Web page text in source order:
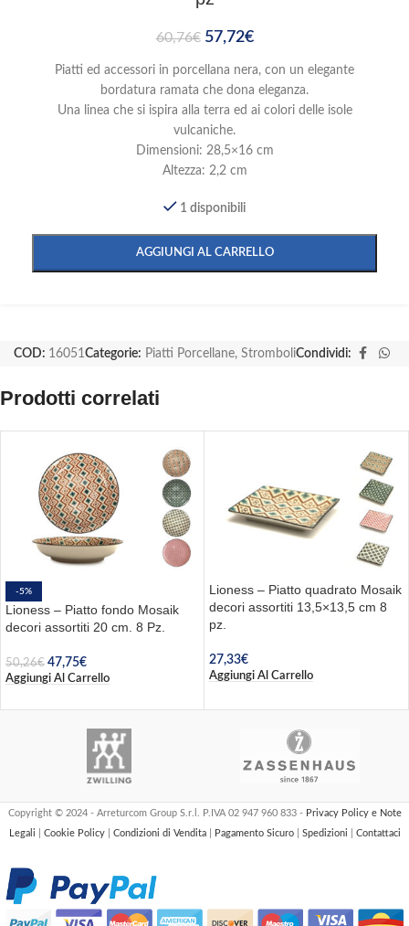
60,76€ 57,72€
Piatti ed accessori in porcellana nera, con un elegante
bordatura ramata che dona eleganza.
Una linea che si ispira alla terra ed ai colori delle isole
vulcaniche.
Dimensioni: 28,5×16 cm
Altezza: 2,2 cm
1 disponibili
AGGIUNGI AL CARRELLO
COD: 16051 Categorie: Piatti Porcellane, StromboliCondividi:
Prodotti correlati
-5%
Lioness – Piatto fondo Mosaik
decori assortiti 20 cm. 8 Pz.
50,26€ 47,75€
Aggiungi Al Carrello
Lioness – Piatto quadrato Mosaik
decori assortiti 13,5×13,5 cm 8
pz.
27,33€
Aggiungi Al Carrello
Copyright © 2024 - Arreturcom Group S.r.l. P.IVA 02 947 960 833 - Privacy Policy e Note
Legali
Cookie Policy Condizioni di Vendita Pagamento Sicuro Spedizioni Contattaci